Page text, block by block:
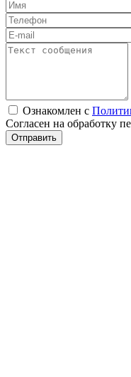
Ознакомлен с
Согласен на обработку
Отправить